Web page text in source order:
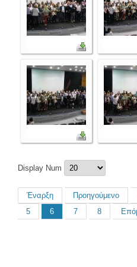
Display Num
Έναρξη Προηγούμενο
5
6 7 8